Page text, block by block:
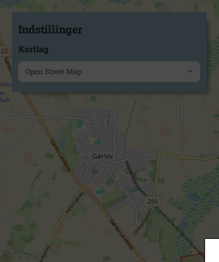
Indstillinger
Kortlag
Open Street Map